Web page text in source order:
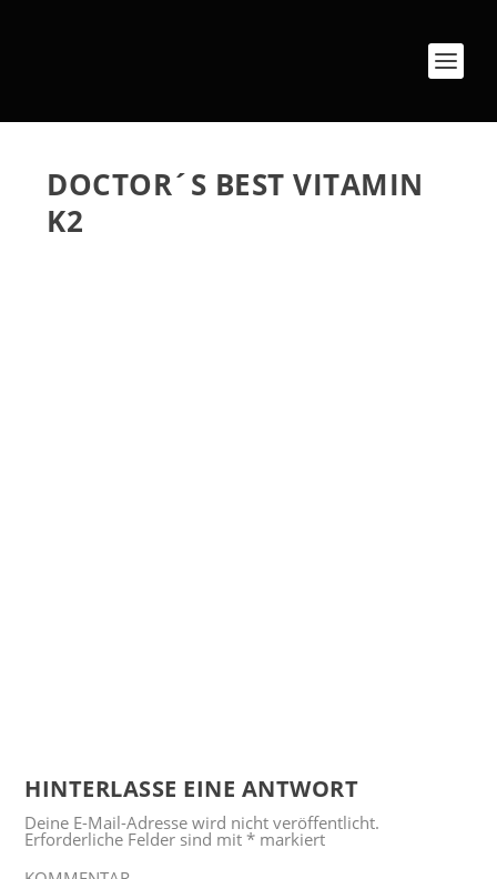
DOCTOR´S BEST VITAMIN
K2
HINTERLASSE EINE ANTWORT
Deine E-Mail-Adresse wird nicht veröffentlicht.
Erforderliche Felder sind mit* markiert